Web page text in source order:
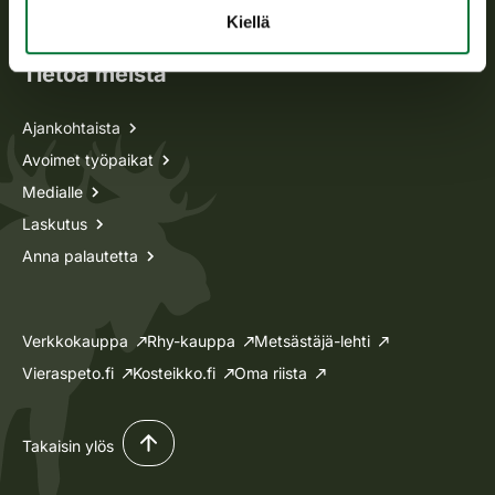
Kiellä
Tietoa meistä
Ajankohtaista
Avoimet työpaikat
Medialle
Laskutus
Anna palautetta
Verkkokauppa Rhy-kauppa
Metsästäjä-lehti
Vieraspeto.fi
Kosteikko.fi Oma riista
Takaisin ylös